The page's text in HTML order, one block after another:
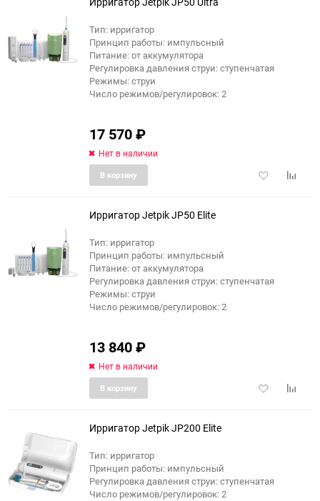
Тип: ирригатор
Принцип работы: импульсный
Питание: от аккумулятора
Регулировка давления струи: ступенчатая
Режимы: струи
Число режимов/регулировок: 2
17 570₽
Нет в наличии
Добавить
В корзину
Ирригатор Jetpik JP50 Elite
Тип: ирригатор
Принцип работы: импульсный
Питание: от аккумулятора
Регулировка давления струи: ступенчатая
Режимы: струи
Число режимов/регулировок: 2
13 840₽
Нет в наличии
Добавить
В корзину
Ирригатор Jetpik JP200 Elite
Тип: ирригатор
Принцип работы: импульсный
Регулировка давления струи: ступенчатая
Число режимов/регулировок: 2